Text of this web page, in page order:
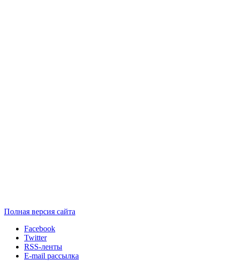
Полная версия сайта
Facebook
Twitter
RSS-ленты
E-mail рассылка